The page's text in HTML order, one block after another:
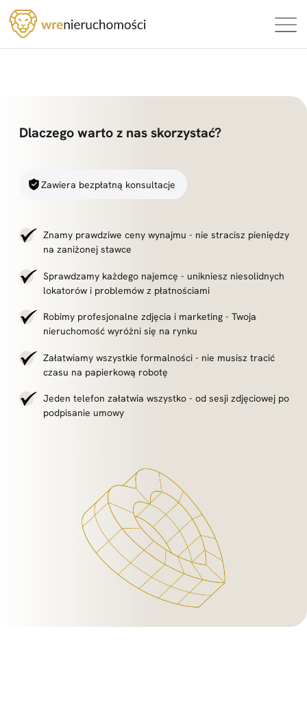
Dlaczego warto z nas skorzystać?
Zawiera bezpłatną konsultacje
Znamy prawdziwe ceny wynajmu - nie stracisz pieniędzy
na zaniżonej stawce
Sprawdzamy każdego najemcę - unikniesz niesolidnych
lokatorów i problemów z płatnościami
Robimy profesjonalne zdjęcia i marketing - Twoja
nieruchomość wyróżni się na rynku
Załatwiamy wszystkie formalności - nie musisz tracić
czasu na papierkową robotę
Jeden telefon załatwia wszystko - od sesji zdjęciowej po
podpisanie umowy